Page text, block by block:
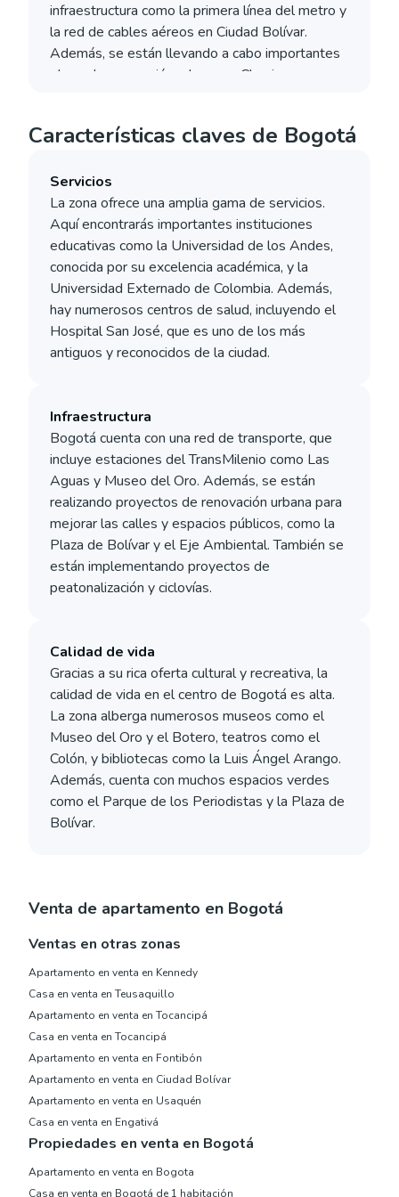
infraestructura como la primera línea del metro y
la red de cables aéreos en Ciudad Bolívar.
Además, se están llevando a cabo importantes
obras de renovación urbana en Chapinero y
Características claves de Bogotá
Servicios
La zona ofrece una amplia gama de servicios.
Aquí encontrarás importantes instituciones
educativas como la Universidad de los Andes,
conocida por su excelencia académica, y la
Universidad Externado de Colombia. Además,
hay numerosos centros de salud, incluyendo el
Hospital San José, que es uno de los más
antiguos y reconocidos de la ciudad.
Infraestructura
Bogotá cuenta con una red de transporte, que
incluye estaciones del TransMilenio como Las
Aguas y Museo del Oro. Además, se están
realizando proyectos de renovación urbana para
mejorar las calles y espacios públicos, como la
Plaza de Bolívar y el Eje Ambiental. También se
están implementando proyectos de
peatonalización y ciclovías.
Calidad de vida
Gracias a su rica oferta cultural y recreativa, la
calidad de vida en el centro de Bogotá es alta.
La zona alberga numerosos museos como el
Museo del Oro y el Botero, teatros como el
Colón, y bibliotecas como la Luis Ángel Arango.
Además, cuenta con muchos espacios verdes
como el Parque de los Periodistas y la Plaza de
Bolívar.
Venta de apartamento en Bogotá
Ventas en otras zonas
Apartamento en venta en Kennedy
Casa en venta en Teusaquillo
Apartamento en venta en Tocancipá
Casa en venta en Tocancipá
Apartamento en venta en Fontibón
Apartamento en venta en Ciudad Bolívar
Apartamento en venta en Usaquén
Casa en venta en Engativá
Propiedades en venta en Bogotá
Apartamento en venta en Bogota
Casa en venta en Bogotá de 1 habitación